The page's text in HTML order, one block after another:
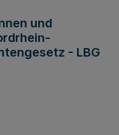
und
- LBG